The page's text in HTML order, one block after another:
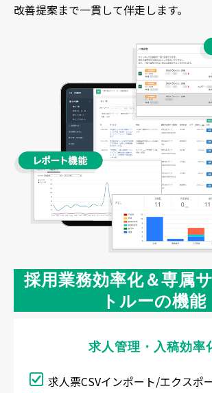
改善提案まで一貫して伴走します。
採用業務効率化＆専属
トルーの機能
求人管理・入稿効率
求人票CSVインポート/エクスポ